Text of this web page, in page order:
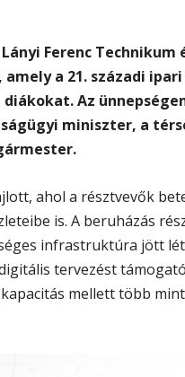
Ferenc Technikum
a 21. századi ipari
Az
miniszter, a
ahol a résztvevők
is. A beruházás
infrastruktúra jött
tervezést
mellett több